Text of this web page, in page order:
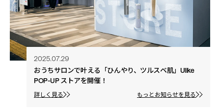
2025.07.29
おうちサロンで叶える「ひんやり、ツルスベ肌」Ulike
POP-UP ストアを開催！
詳しく見る もっとお知らせを見る